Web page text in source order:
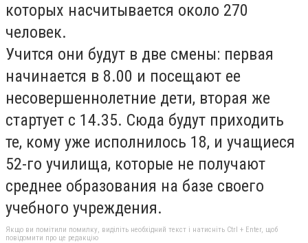
которых насчитывается около 270
человек.
Учится они будут в две смены: первая
начинается в 8.00 и посещают ее
несовершеннолетние дети, вторая же
стартует с 14.35. Сюда будут приходить
те, кому уже исполнилось 18, и учащиеся
52-го училища, которые не получают
среднее образования на базе своего
учебного учреждения.
Якщо ви помітили помилку, виділіть необхідний текст і натисніть Ctrl + Enter, щоб
повідомити про це редакцію